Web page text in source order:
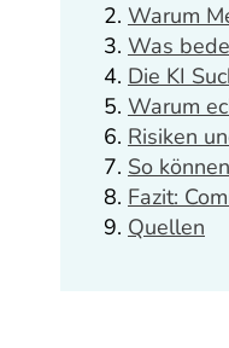
Warum
Was
Die KI
Warum
Risiken
So
Fazit:
Quellen